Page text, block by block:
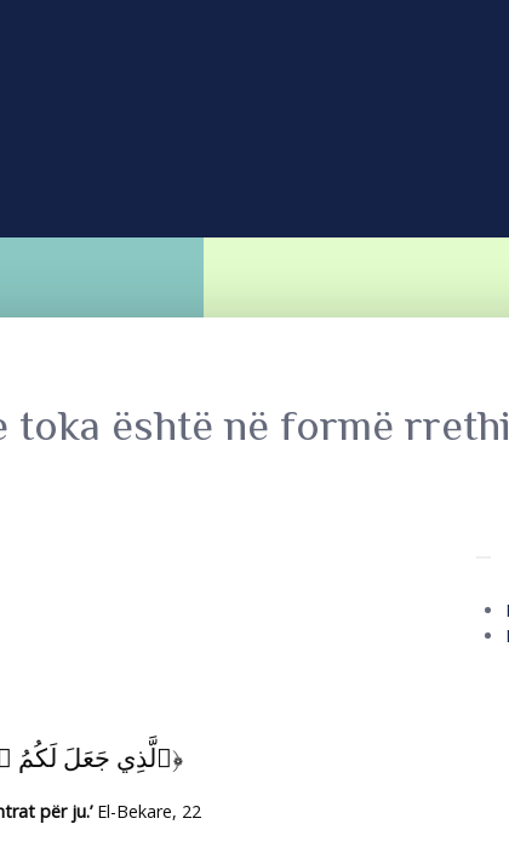
është në formë rrethi
﴿ٱلَّذِي جَعَلَ
për ju.’ El-Bekare, 22